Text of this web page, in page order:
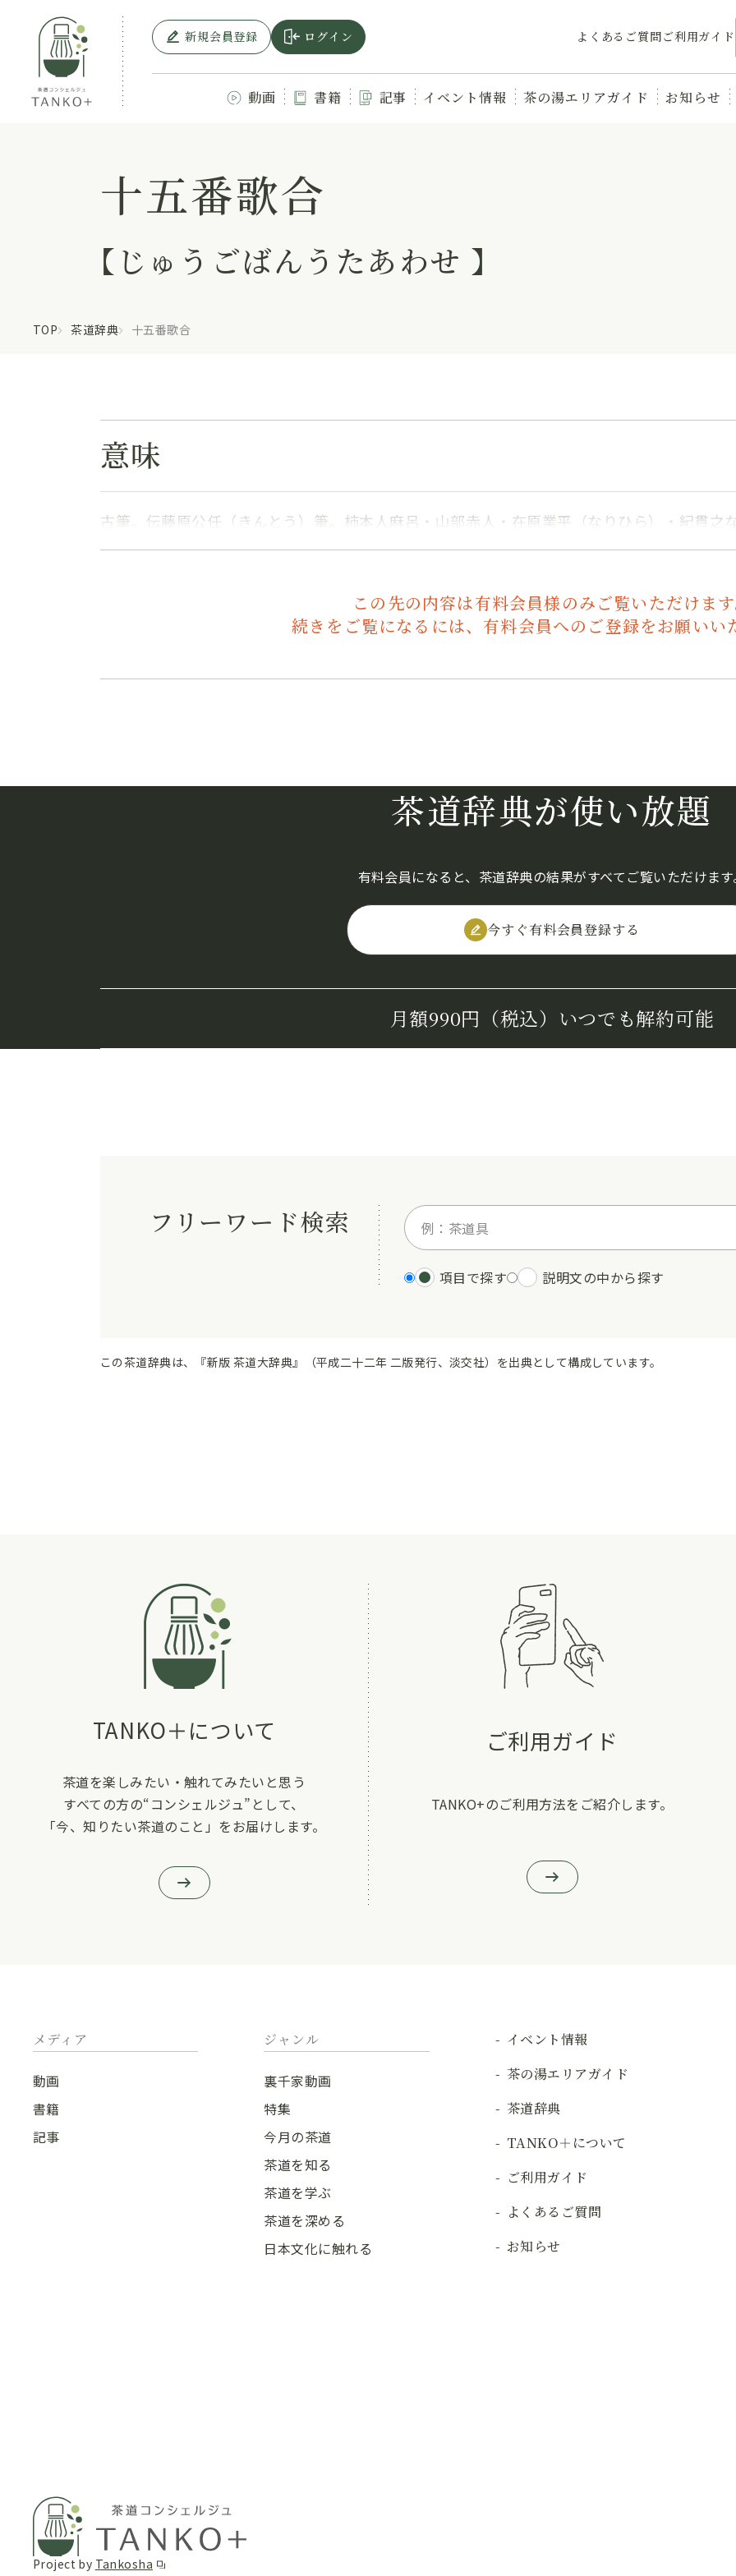
新規会員登録 ログイン よくあるご質問ご利用ガイド
動画 書籍 記事 イベント情報 茶の湯エリアガイド お知らせ
十五番歌合
【じゅうごばんうたあわせ 】
TOP 茶道辞典 十五番歌合
意味
古筆。伝藤原公任（きんとう）筆。柿本人麻呂・山部赤人・在原業平（なりひら）・紀貫
この先の内容は有料会員様のみご覧いただけま
続きをご覧になるには、有料会員へのご登録をお願いい
茶道辞典が使い放題
有料会員になると、茶道辞典の結果がすべてご覧いただけま
今すぐ有料会員登録する
月額990円（税込） いつでも解約可能
フリーワード検索
項目で探す 説明文の中から探す
この茶道辞典は、『新版 茶道大辞典』（平成二十二年 二版発行、淡交社）を出典として構成しています。
TANKO＋について
茶道を楽しみたい・触れてみたいと思う
すべての方の“コンシェルジュ”として、
「今、知りたい茶道のこと」をお届けします。
ご利用ガイド
TANKO+のご利用方法をご紹介します。
メディア
動画
書籍
記事
ジャンル
裏千家動画
特集
今月の茶道
茶道を知る
茶道を学ぶ
茶道を深める
日本文化に触れる
イベント情報
茶の湯エリアガイド
茶道辞典
TANKO＋について
ご利用ガイド
よくあるご質問
お知らせ
Project by Tankosha